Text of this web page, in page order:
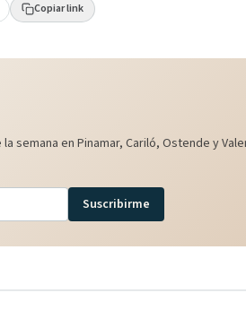
Copiar link
semana en Pinamar, Cariló, Ostende y
Suscribirme